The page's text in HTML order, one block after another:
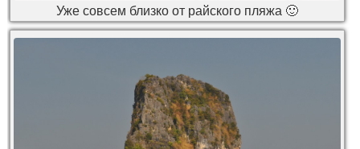
Уже совсем близко от райского пляжа 🙂